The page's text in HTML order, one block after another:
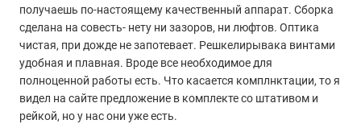
получаешь по-настоящему качественный аппарат. Сборка
сделана на совесть- нету ни зазоров, ни люфтов. Оптика
чистая, при дожде не запотевает. Решкелирывака винтами
удобная и плавная. Вроде все необходимое для
полноценной работы есть. Что касается комплнктации, то я
видел на сайте предложение в комплекте со штативом и
рейкой, но у нас они уже есть.